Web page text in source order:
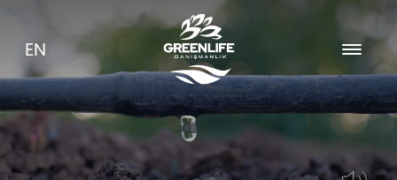
EN
Hakkımızda